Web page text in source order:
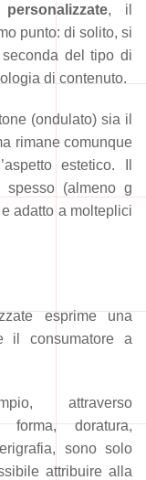
, il
punto: di solito, si
del tipo di
di contenuto.
(ondulato) sia il
rimane comunque
estetico. Il
(almeno g
adatto a molteplici
esprime una
il consumatore a
attraverso
doratura,
sono solo
attribuire alla